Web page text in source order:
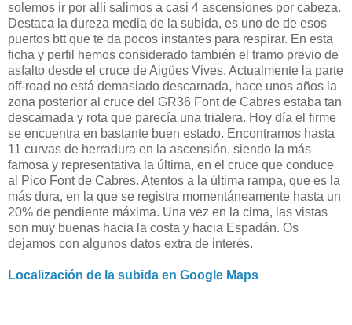
solemos ir por allí salimos a casi 4 ascensiones por cabeza.
Destaca la dureza media de la subida, es uno de de esos
puertos btt que te da pocos instantes para respirar. En esta
ficha y perfil hemos considerado también el tramo previo de
asfalto desde el cruce de Aigües Vives. Actualmente la parte
off-road no está demasiado descarnada, hace unos años la
zona posterior al cruce del GR36 Font de Cabres estaba tan
descarnada y rota que parecía una trialera. Hoy día el firme
se encuentra en bastante buen estado. Encontramos hasta
11 curvas de herradura en la ascensión, siendo la más
famosa y representativa la última, en el cruce que conduce
al Pico Font de Cabres. Atentos a la última rampa, que es la
más dura, en la que se registra momentáneamente hasta un
20% de pendiente máxima. Una vez en la cima, las vistas
son muy buenas hacia la costa y hacia Espadán. Os
dejamos con algunos datos extra de interés.
Localización de la subida en Google Maps